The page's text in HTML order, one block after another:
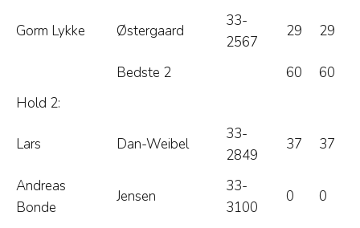
Gorm Lykke Østergaard
33-
2567
29 29
Bedste 2 60
60
Hold 2:
Lars Dan-Weibel
33-
2849
37 37
Andreas
Bonde
Jensen
33-
3100
0 0